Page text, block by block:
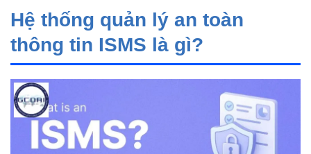
Hệ thống quản lý an toàn
thông tin ISMS là gì?